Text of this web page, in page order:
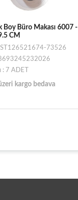
Boy Büro Makası 6007 -
CM
ST126521674-73526
7 ADET
kargo bedava